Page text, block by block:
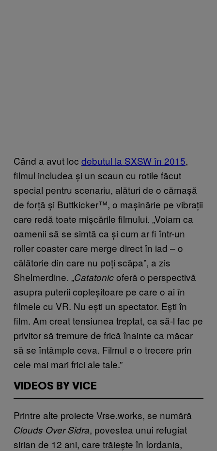
Când a avut loc debutul la SXSW în 2015,
filmul includea și un scaun cu rotile făcut
special pentru scenariu, alături de o cămașă
de forță și Buttkicker™, o mașinărie pe vibrații
care redă toate mișcările filmului. „Voiam ca
oamenii să se simtă ca și cum ar fi într-un
roller coaster care merge direct în iad – o
călătorie din care nu poți scăpa”, a zis
Shelmerdine. „Catatonicoferă o perspectivă
asupra puterii copleșitoare pe care o ai în
filmele cu VR. Nu ești un spectator. Ești în
film. Am creat tensiunea treptat, ca să-l fac pe
privitor să tremure de frică înainte ca măcar
să se întâmple ceva. Filmul e o trecere prin
cele mai mari frici ale tale.”
VIDEOS BY VICE
Printre alte proiecte Vrse.works, se numără
Clouds Over Sidra, povestea unui refugiat
sirian de 12 ani, care trăiește în Iordania,